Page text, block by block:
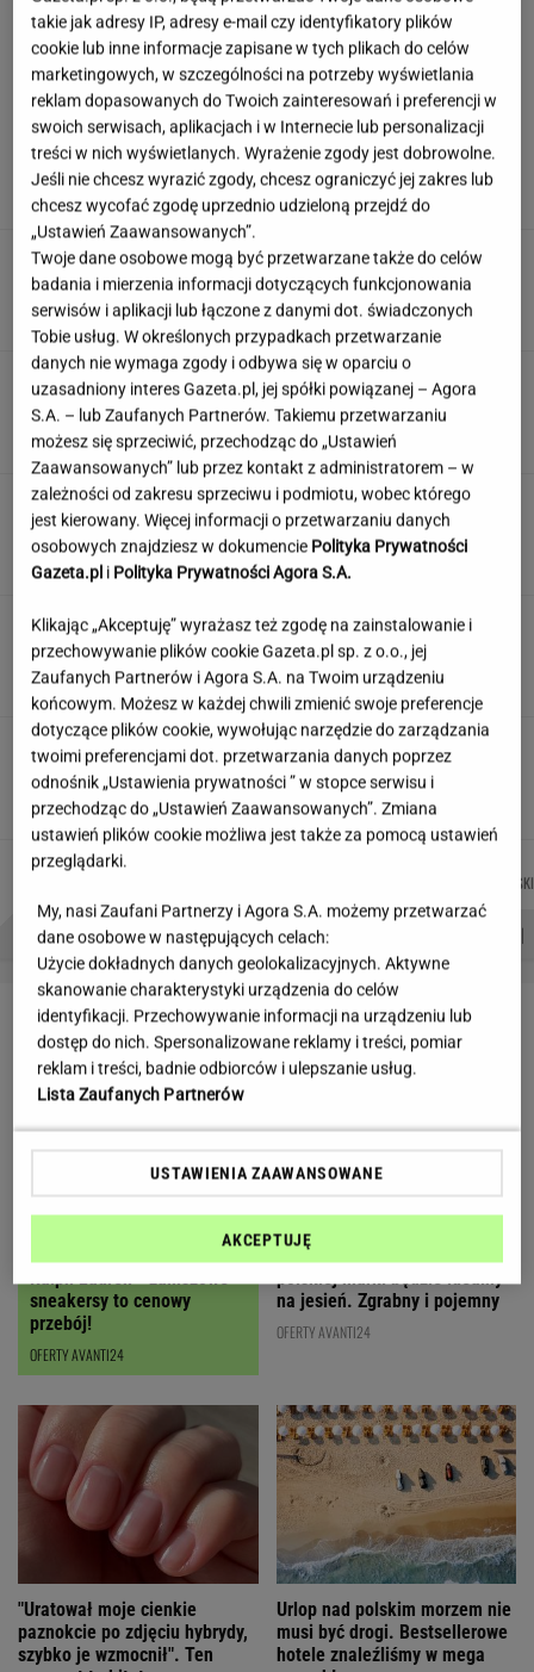
Silne burze uderzyły w Polskę. Ponad
1300 interwencji, cztery osoby ranne
Porównał Nawrockiego do Shreka. Nagły
zwrot w sprawie
Rozpoznasz te polskie aktorki na zdjęciach?
Zgarnij tutaj okrągłe 12/12!
Jeden wakacyjny nawyk może mieć
nieprzyjemne konsekwencje. Też tak robisz?
MATERIAŁ PROMOCYJNY
Partnerka Litewki po jego
śmierci: Niektórzy zlecieli się jak sępy
SUBSKRYPCJA
Makabryczna zbrodnia pod Radomiem. Policja
zatrzymała podejrzanych
Autorzy:
PROBLEMY POLSKICH SIATKARZY ZNAK Z '30'
LETNIE OKAZJE
sneakersy to cenowy
przebój!
OFERTY AVANTI24
Ten karmelowy kuferek od
polskiej marki będzie idealny
na jesień. Zgrabny i pojemny
OFERTY AVANTI24
"Uratował moje cienkie
paznokcie po zdjęciu hybrydy,
szybko je wzmocnił". Ten
Urlop nad polskim morzem nie
musi być drogi. Bestsellerowe
hotele znaleźliśmy w mega
takie jak adresy IP, adresy e-mail czy identyfikatory plików
cookie lub inne informacje zapisane w tych plikach do celów
marketingowych, w szczególności na potrzeby wyświetlania
reklam dopasowanych do Twoich zainteresowań i preferencji w
swoich serwisach, aplikacjach i w Internecie lub personalizacji
treści w nich wyświetlanych. Wyrażenie zgody jest dobrowolne.
Jeśli nie chcesz wyrazić zgody, chcesz ograniczyć jej zakres lub
chcesz wycofać zgodę uprzednio udzieloną przejdź do
„Ustawień Zaawansowanych”.
Twoje dane osobowe mogą być przetwarzane także do celów
badania i mierzenia informacji dotyczących funkcjonowania
serwisów i aplikacji lub łączone z danymi dot. świadczonych
Tobie usług. W określonych przypadkach przetwarzanie
danych nie wymaga zgody i odbywa się w oparciu o
uzasadniony interes Gazeta.pl, jej spółki powiązanej – Agora
S.A. – lub Zaufanych Partnerów. Takiemu przetwarzaniu
możesz się sprzeciwić, przechodząc do „Ustawień
Zaawansowanych” lub przez kontakt z administratorem – w
zależności od zakresu sprzeciwu i podmiotu, wobec którego
jest kierowany. Więcej informacji o przetwarzaniu danych
osobowych znajdziesz w dokumencie Polityka Prywatności
Gazeta.pl i Polityka Prywatności Agora S.A.
Klikając „Akceptuję” wyrażasz też zgodę na zainstalowanie i
przechowywanie plików cookie Gazeta.pl sp. z o.o., jej
Zaufanych Partnerów i Agora S.A. na Twoim urządzeniu
końcowym. Możesz w każdej chwili zmienić swoje preferencje
dotyczące plików cookie, wywołując narzędzie do zarządzania
twoimi preferencjami dot. przetwarzania danych poprzez
odnośnik „Ustawienia prywatności ” w stopce serwisu i
przechodząc do „Ustawień Zaawansowanych”. Zmiana
ustawień plików cookie możliwa jest także za pomocą ustawień
przeglądarki.
My, nasi Zaufani Partnerzy i Agora S.A. możemy przetwarzać
dane osobowe w następujących celach:
Użycie dokładnych danych geolokalizacyjnych. Aktywne
skanowanie charakterystyki urządzenia do celów
identyfikacji. Przechowywanie informacji na urządzeniu lub
dostęp do nich. Spersonalizowane reklamy i treści, pomiar
reklam i treści, badnie odbiorców i ulepszanie usług.
Lista Zaufanych Partnerów
USTAWIENIA ZAAWANSOWANE
AKCEPTUJĘ